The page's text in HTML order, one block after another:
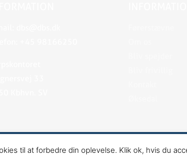
-
til at forbedre din oplevelse. Klik ok, hvis du